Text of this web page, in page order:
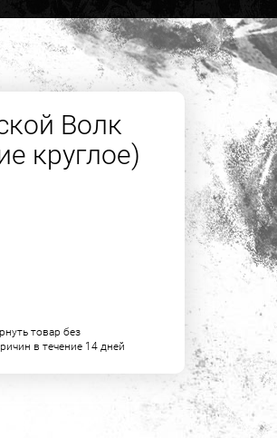
Волк
круглое)
товар без
в течение 14 дней